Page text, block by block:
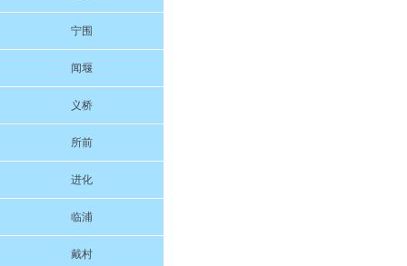
宁围
闻堰
义桥
所前
进化
临浦
戴村